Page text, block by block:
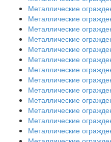
Металлические
Металлические
Металлические
Металлические
Металлические
Металлические
Металлические
Металлические
Металлические
Металлические
Металлические
Металлические
Металлические